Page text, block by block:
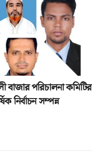
বাজার পরিচালনা কমিটির
নির্বাচন সম্পন্ন